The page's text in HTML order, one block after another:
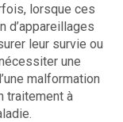
lorsque ces
d’appareillages
leur survie ou
une
malformation
traitement à